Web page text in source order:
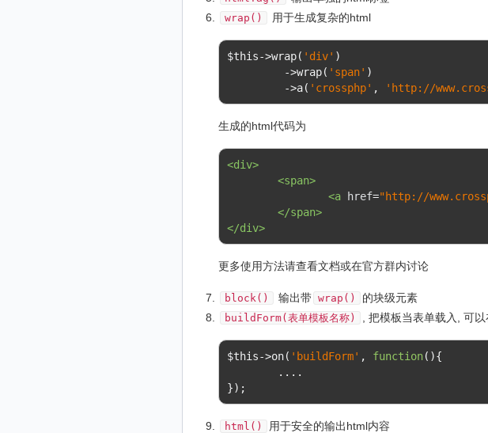
wrap() 用于生成复杂的html
$this->wrap( 'div' )
->wrap( 'span' )
->a( 'crossphp' , 'http://
生成的html代码为
<div>
<span>
<a
href="http://
</span>
</div>
更多使用方法请查看文档或在官方群内讨论
block() 输出带 wrap() 的块级元素
buildForm(表单模板名称) , 把模板当表单载入, 可
$this->on( 'buildForm' , function(){
....
});
html() 用于安全的输出html内容